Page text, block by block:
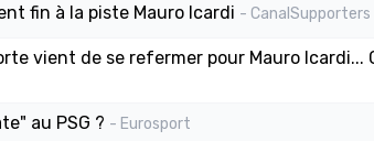
fin à la piste Mauro Icardi - CanalSupporters
vient de se refermer pour Mauro Icardi...
au PSG ? - Eurosport